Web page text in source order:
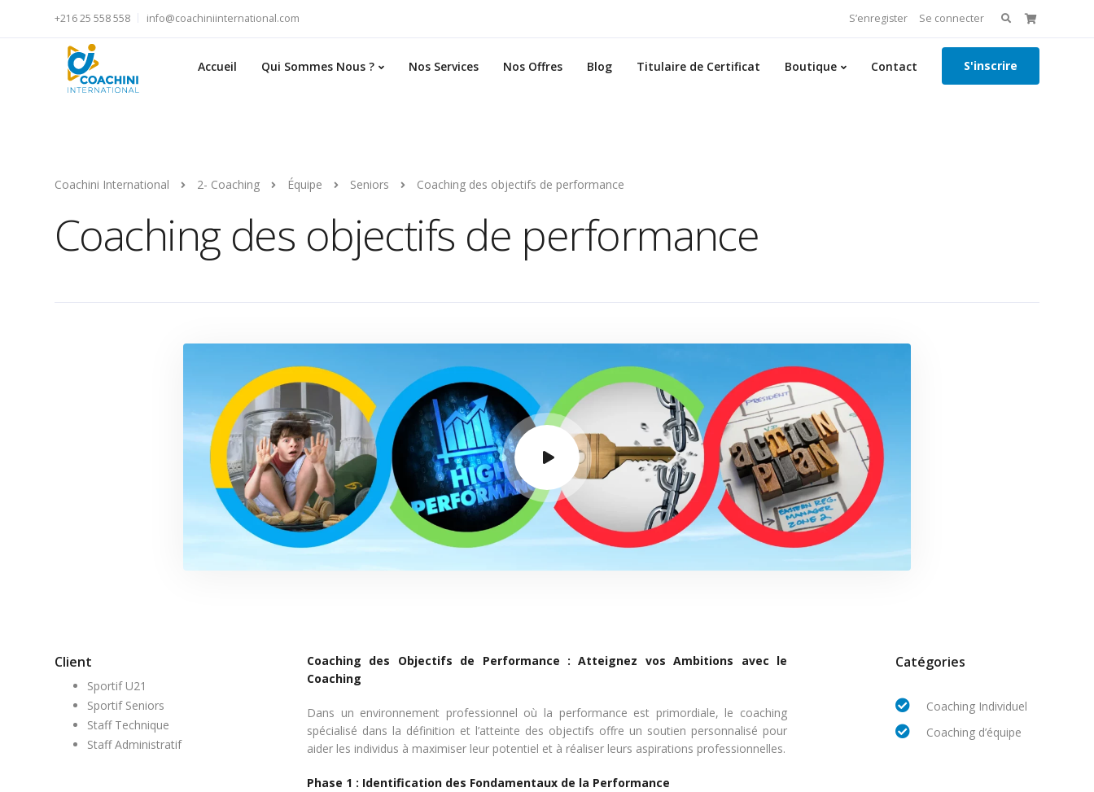
S’enregister Se connecter Search
for:
+216 25 558 558 info@coachiniinternational.com
Accueil Qui Sommes Nous ? Nos Services Nos Offres Blog Titulaire de Certificat Boutique Contact S'inscrire
Coachini International 2- Coaching Équipe Seniors Coaching des objectifs de performance
Coaching des objectifs de performance
Client
Sportif U21
Sportif Seniors
Staff Technique
Staff Administratif
Coaching des Objectifs de Performance : Atteignez vos Ambitions avec le
Coaching
Dans un environnement professionnel où la performance est primordiale, le coaching
spécialisé dans la définition et l’atteinte des objectifs offre un soutien personnalisé pour
aider les individus à maximiser leur potentiel et à réaliser leurs aspirations professionnelles.
Phase 1 : Identification des Fondamentaux de la Performance
Catégories
Coaching Individuel
Coaching d’équipe